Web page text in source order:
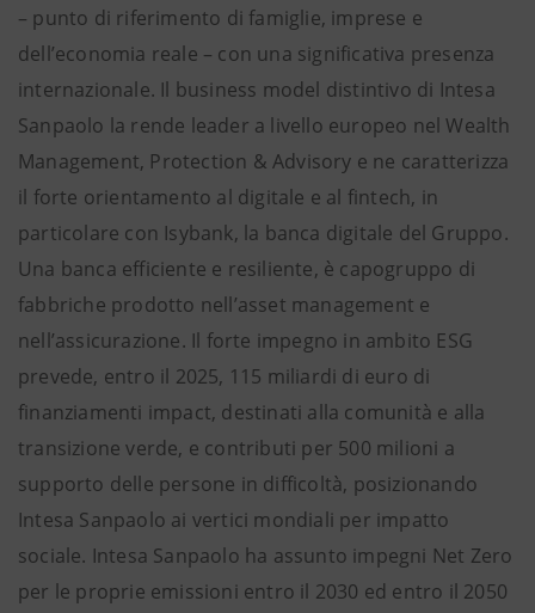
– punto di riferimento di famiglie, imprese e
dell’economia reale – con una significativa presenza
internazionale. Il business model distintivo di Intesa
Sanpaolo la rende leader a livello europeo nel Wealth
Management, Protection & Advisory e ne caratterizza
il forte orientamento al digitale e al fintech, in
particolare con Isybank, la banca digitale del Gruppo.
Una banca efficiente e resiliente, è capogruppo di
fabbriche prodotto nell’asset management e
nell’assicurazione. Il forte impegno in ambito ESG
prevede, entro il 2025, 115 miliardi di euro di
finanziamenti impact, destinati alla comunità e alla
transizione verde, e contributi per 500 milioni a
supporto delle persone in difficoltà, posizionando
Intesa Sanpaolo ai vertici mondiali per impatto
sociale. Intesa Sanpaolo ha assunto impegni Net Zero
per le proprie emissioni entro il 2030 ed entro il 2050